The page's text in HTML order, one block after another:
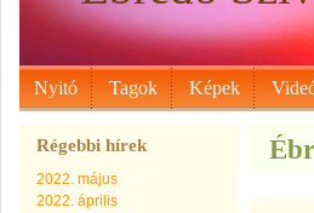
Nyitó Tagok Képek
Régebbi hírek
2022. május
2022. április